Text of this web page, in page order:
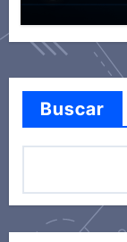
Buscar